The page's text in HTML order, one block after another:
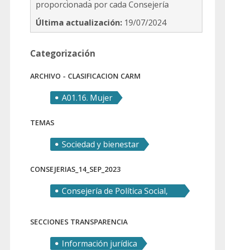
proporcionada por cada Consejería
Última actualización: 19/07/2024
Categorización
ARCHIVO - CLASIFICACION CARM
A01.16. Mujer
TEMAS
Sociedad y bienestar
CONSEJERIAS_14_SEP_2023
Consejería de Política Social,
SECCIONES TRANSPARENCIA
Información jurídica